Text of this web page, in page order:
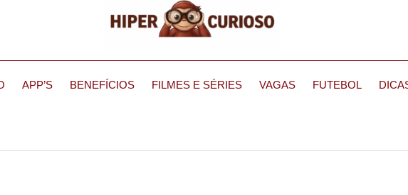
APP’S BENEFÍCIOS FILMES E SÉRIES VAGAS FUTEBOL